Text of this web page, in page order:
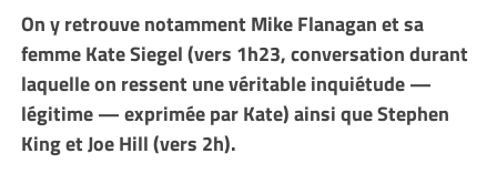
On y retrouve notamment Mike Flanagan et sa
femme Kate Siegel (vers 1h23, conversation durant
laquelle on ressent une véritable inquiétude —
légitime — exprimée par Kate) ainsi que Stephen
King et Joe Hill (vers 2h).